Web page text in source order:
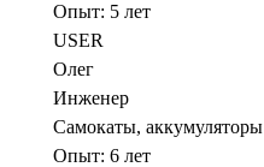
Опыт: 5 лет
USER
Олег
Инженер
Самокаты, аккумуляторы
Опыт: 6 лет